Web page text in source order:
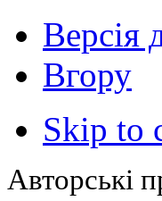
Версія
Вгору
Skip to
Авторські